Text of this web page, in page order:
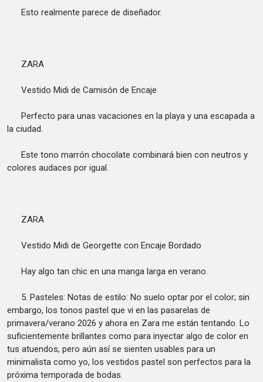
Esto realmente parece de diseñador.
ZARA
Vestido Midi de Camisón de Encaje
Perfecto para unas vacaciones en la playa y una escapada a
la ciudad.
Este tono marrón chocolate combinará bien con neutros y
colores audaces por igual.
ZARA
Vestido Midi de Georgette con Encaje Bordado
Hay algo tan chic en una manga larga en verano.
5. Pasteles: Notas de estilo: No suelo optar por el color; sin
embargo, los tonos pastel que vi en las pasarelas de
primavera/verano 2026 y ahora en Zara me están tentando. Lo
suficientemente brillantes como para inyectar algo de color en
tus atuendos, pero aún así se sienten usables para un
minimalista como yo, los vestidos pastel son perfectos para la
próxima temporada de bodas.